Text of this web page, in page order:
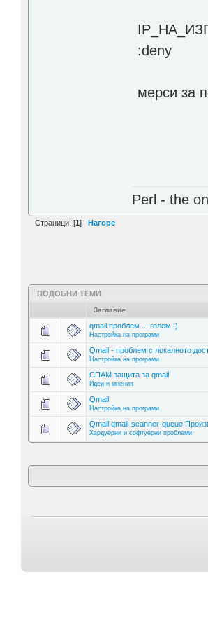
:deny
мерси за
Perl - the
Страници: [1] Нагоре
ПОДОБНИ ТЕМИ
Заглавие
qmail проблем ... голем :)
Настройка на програми
Qmail - проблем с локалното
Настройка на програми
СПАМ защита за qmail
Идеи и мнения
Qmail
Настройка на програми
Qmail qmail-scanner-queue
Хардуерни и софтуерни проблеми